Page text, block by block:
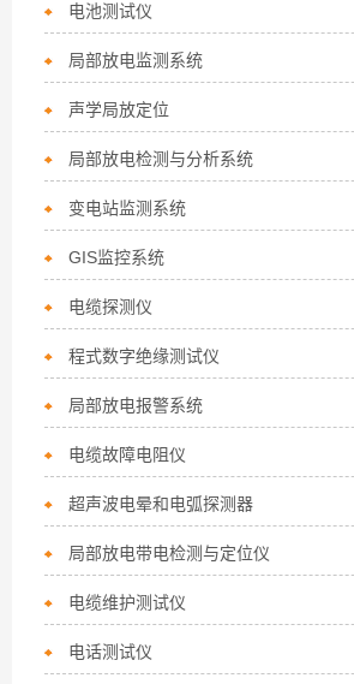
电池测试仪
局部放电监测系统
声学局放定位
局部放电检测与分析系统
变电站监测系统
GIS监控系统
电缆探测仪
程式数字绝缘测试仪
局部放电报警系统
电缆故障电阻仪
超声波电晕和电弧探测器
局部放电带电检测与定位仪
电缆维护测试仪
电话测试仪